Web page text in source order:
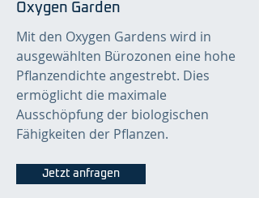
Oxygen Garden
Mit den Oxygen Gardens wird in
ausgewählten Bürozonen eine hohe
Pflanzendichte angestrebt. Dies
ermöglicht die maximale
Ausschöpfung der biologischen
Fähigkeiten der Pflanzen.
Jetzt anfragen